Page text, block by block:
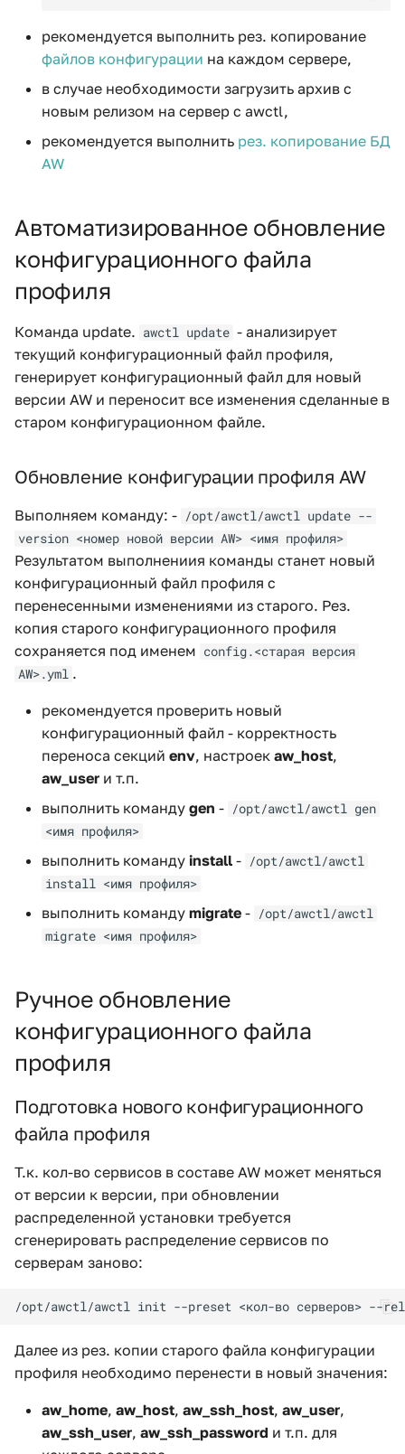
рекомендуется выполнить рез. копирование
файлов конфигурации на каждом сервере,
в случае необходимости загрузить архив с
новым релизом на сервер с awctl,
рекомендуется выполнить рез. копирование БД
AW
Автоматизированное обновление
конфигурационного файла
профиля
Команда update. awctl update - анализирует
текущий конфигурационный файл профиля,
генерирует конфигурационный файл для новый
версии AW и переносит все изменения сделанные в
старом конфигурационном файле.
Обновление конфигурации профиля AW
Выполняем команду: - /opt/awctl/awctl update --
version <номер новой версии AW> <имя профиля>
Результатом выполнениия команды станет новый
конфигурационный файл профиля с
перенесенными изменениями из старого. Рез.
копия старого конфигурационного профиля
сохраняется под именем config.<старая версия
AW>.yml .
рекомендуется проверить новый
конфигурационный файл - корректность
переноса секций env, настроек aw_host,
aw_user и т.п.
выполнить команду gen - /opt/awctl/awctl gen
<имя профиля>
выполнить команду install - /opt/awctl/awctl
install <имя профиля>
выполнить команду migrate - /opt/awctl/awctl
migrate <имя профиля>
Ручное обновление
конфигурационного файла
профиля
Подготовка нового конфигурационного
файла профиля
Т.к. кол-во сервисов в составе AW может меняться
от версии к версии, при обновлении
распределенной установки требуется
сгенерировать распределение сервисов по
серверам заново:
Далее из рез. копии старого файла конфигурации
профиля необходимо перенести в новый значения:
aw_home, aw_host, aw_ssh_host, aw_user,
aw_ssh_user, aw_ssh_password и т.п. для